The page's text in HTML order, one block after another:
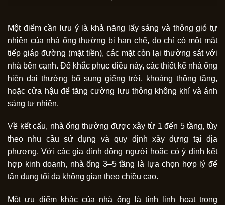
Một điểm cần lưu ý là khả năng lấy sáng và thông gió tự
nhiên của nhà ống thường bị hạn chế, do chỉ có một mặt
tiếp giáp đường (mặt tiền), các mặt còn lại thường sát với
nhà bên cạnh. Để khắc phục điều này, các thiết kế nhà ống
hiện đại thường bổ sung giếng trời, khoảng thông tầng,
hoặc cửa hậu để tăng cường lưu thông không khí và ánh
sáng tự nhiên.
Về kết cấu, nhà ống thường được xây từ 1 đến 5 tầng, tùy
theo nhu cầu sử dụng và quy định xây dựng tại địa
phương. Với các gia đình đông người hoặc có ý định kết
hợp kinh doanh, nhà ống 3–5 tầng là lựa chọn hợp lý để
tận dụng tối đa không gian theo chiều cao.
Một ưu điểm khác của nhà ống là tính linh hoạt trong